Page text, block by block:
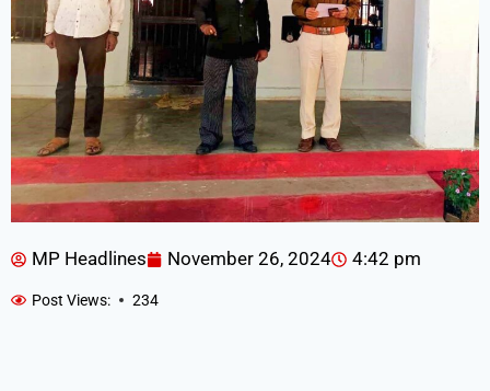
MP Headlines November 26, 2024 4:42 pm
Post Views: 234